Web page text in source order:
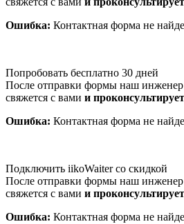
Ошибка: Контактная форма не
Попробовать бесплатно 30 дней
После отправки формы наш инженер
свяжется с вами и
Ошибка: Контактная форма не
Подключить iikoWaiter со скидкой
После отправки формы наш инженер
свяжется с вами и
Ошибка: Контактная форма не